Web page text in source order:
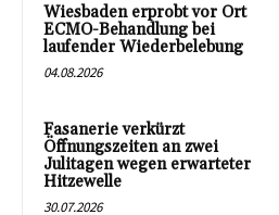
Wiesbaden erprobt vor Ort
ECMO-Behandlung bei
laufender Wiederbelebung
04.08.2026
Fasanerie verkürzt
Öffnungszeiten an zwei
Julitagen wegen erwarteter
Hitzewelle
30.07.2026